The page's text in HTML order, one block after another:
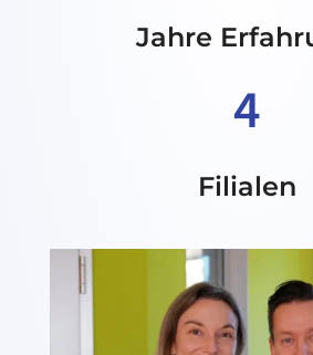
Jahre
4
Filialen